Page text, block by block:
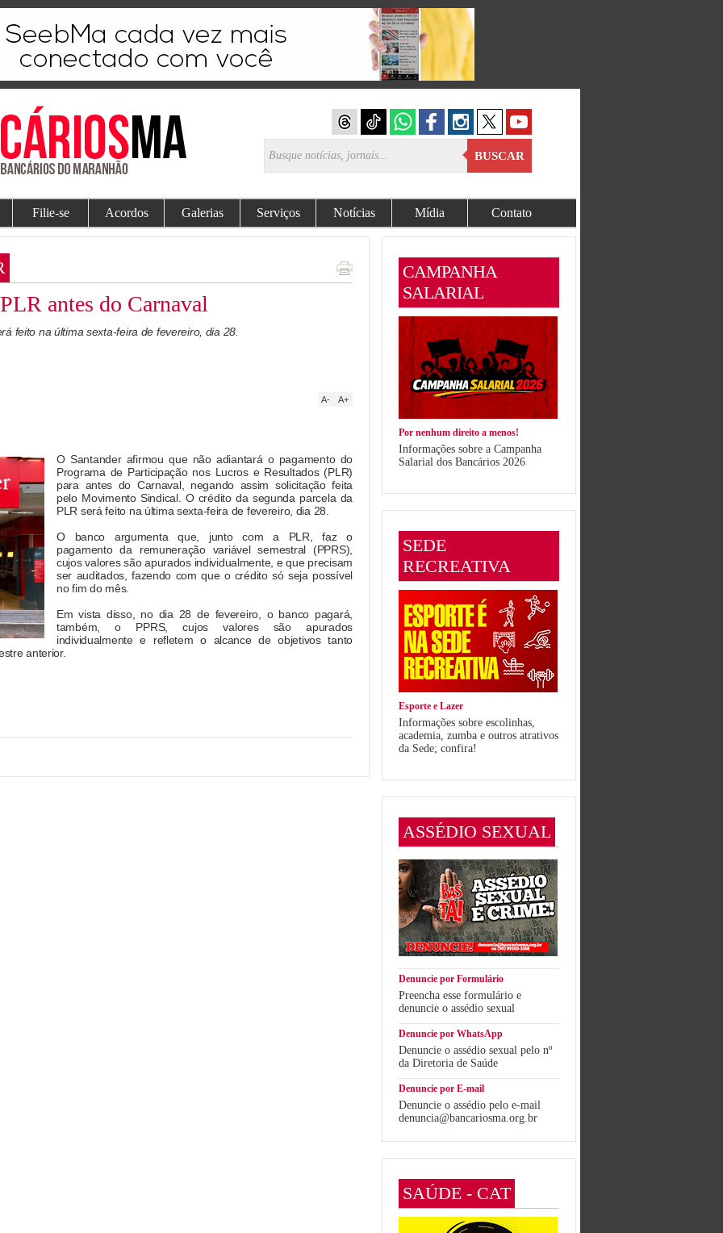
BUSCAR
Filie-se Acordos Galerias Serviços Notícias Mídia Contato
antes do Carnaval
feito na última sexta-feira de fevereiro, dia 28.
A+
A-
O Santander afirmou que não adiantará o pagamento do
Programa de Participação nos Lucros e Resultados (PLR)
para antes do Carnaval, negando assim solicitação feita
pelo Movimento Sindical. O crédito da segunda parcela da
PLR será feito na última sexta-feira de fevereiro, dia 28.
O banco argumenta que, junto com a PLR, faz o
pagamento da remuneração variável semestral (PPRS),
cujos valores são apurados individualmente, e que precisam
ser auditados, fazendo com que o crédito só seja possível
no fim do mês.
Em vista disso, no dia 28 de fevereiro, o banco pagará,
também, o PPRS, cujos valores são apurados
individualmente e refletem o alcance de objetivos tanto
anterior.
CAMPANHA
SALARIAL
Por nenhum direito a menos!
Informações sobre a Campanha
Salarial dos Bancários 2026
SEDE
RECREATIVA
Esporte e Lazer
Informações sobre escolinhas,
academia, zumba e outros atrativos
da Sede; confira!
ASSÉDIO SEXUAL
Denuncie por Formulário
Preencha esse formulário e
denuncie o assédio sexual
Denuncie por WhatsApp
Denuncie o assédio sexual pelo nº
da Diretoria de Saúde
Denuncie por E-mail
Denuncie o assédio pelo e-mail
denuncia@bancariosma.org.br
SAÚDE - CAT